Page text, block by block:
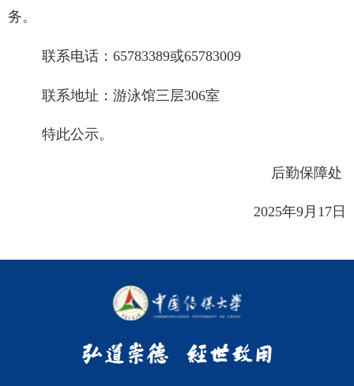
务。
联系电话： 65783389或65783009
联系地址：游泳馆三层306室
特此公示。
后勤保障处
2025年9月17日